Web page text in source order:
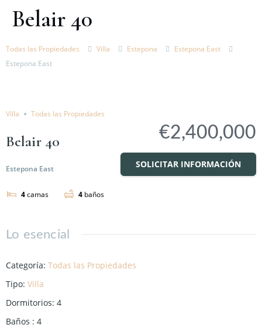
Belair 40
Todas las Propiedades Villa Estepona
Estepona East
Estepona East
Villa
Todas las Propiedades
Belair 40
Estepona East
4camas 4 baños
€2,400,000
SOLICITAR INFORMACIÓN
Lo esencial
Categoría: Todas las Propiedades
Tipo: Villa
Dormitorios: 4
Baños : 4